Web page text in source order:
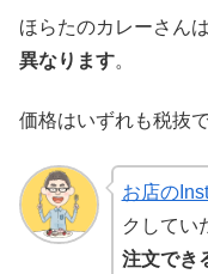
ほらたのカレーさんは
異なります。
価格はいずれも税抜で
お店の
クしてい
注文でき